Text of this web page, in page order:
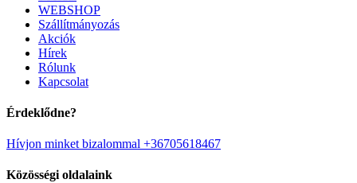
WEBSHOP
Szállítmányozás
Akciók
Hírek
Rólunk
Kapcsolat
Érdeklődne?
Hívjon minket bizalommal +36705618467
Közösségi oldalaink